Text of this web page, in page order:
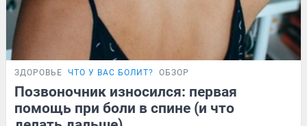
ЗДОРОВЬЕ ЧТО У ВАС БОЛИТ? ОБЗОР
Позвоночник износился: первая
помощь при боли в спине (и что